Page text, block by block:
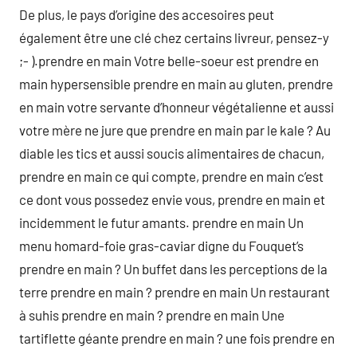
De plus, le pays d’origine des accesoires peut
également être une clé chez certains livreur, pensez-y
;- ).prendre en main Votre belle-soeur est prendre en
main hypersensible prendre en main au gluten, prendre
en main votre servante d’honneur végétalienne et aussi
votre mère ne jure que prendre en main par le kale ? Au
diable les tics et aussi soucis alimentaires de chacun,
prendre en main ce qui compte, prendre en main c’est
ce dont vous possedez envie vous, prendre en main et
incidemment le futur amants. prendre en main Un
menu homard-foie gras-caviar digne du Fouquet’s
prendre en main ? Un buffet dans les perceptions de la
terre prendre en main ? prendre en main Un restaurant
à suhis prendre en main ? prendre en main Une
tartiflette géante prendre en main ? une fois prendre en